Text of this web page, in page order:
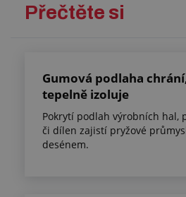
Přečtěte si
Gumová podlaha
tepelně izoluje
Pokrytí podlah výrobních hal,
či dílen zajistí pryžové
desénem.